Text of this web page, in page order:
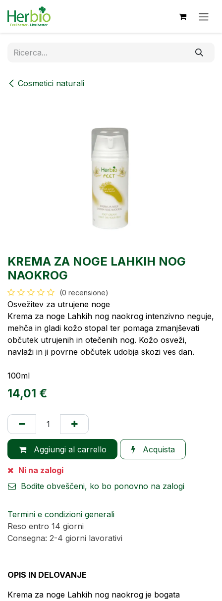
Passa al contenuto
Cosmetici naturali
KREMA ZA NOGE LAHKIH NOG
NAOKROG
(0 recensione)
Osvežitev za utrujene noge
Krema za noge Lahkih nog naokrog intenzivno neguje,
mehča in gladi kožo stopal ter pomaga zmanjševati
občutek utrujenih in otečenih nog. Kožo osveži,
navlaži in ji povrne občutek udobja skozi ves dan.
100ml
14,01 €
Aggiungi al carrello Acquista
Ni na zalogi
Bodite obveščeni, ko bo ponovno na zalogi
Termini e condizioni generali
Reso entro 14 giorni
Consegna: 2-4 giorni lavorativi
OPIS IN DELOVANJE
Krema za noge Lahkih nog naokrog je bogata